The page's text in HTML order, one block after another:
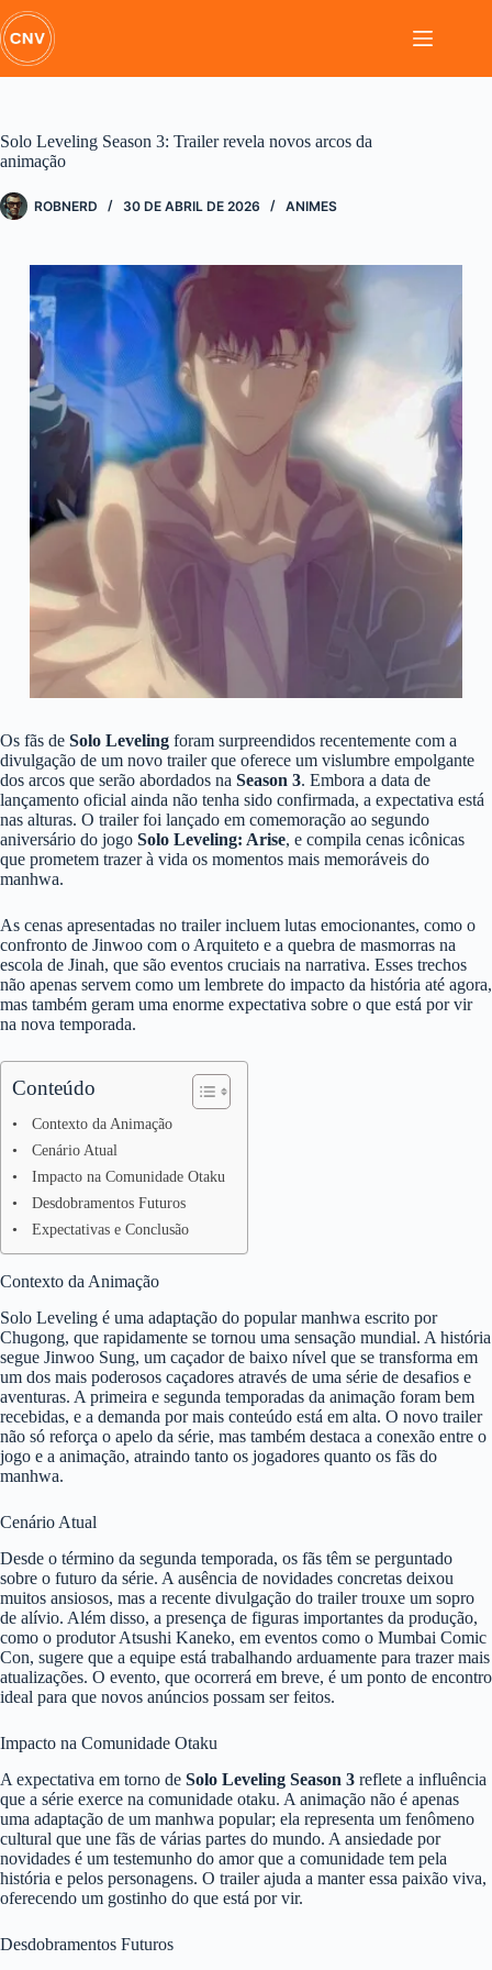
Pular
para
o
conteúdo
Solo Leveling Season 3: Trailer revela novos arcos da
animação
ROBNERD 30 DE ABRIL DE 2026 ANIMES
Os fãs de Solo Leveling foram surpreendidos recentemente com a
divulgação de um novo trailer que oferece um vislumbre empolgante
dos arcos que serão abordados na Season 3. Embora a data de
lançamento oficial ainda não tenha sido confirmada, a expectativa está
nas alturas. O trailer foi lançado em comemoração ao segundo
aniversário do jogo Solo Leveling: Arise, e compila cenas icônicas
que prometem trazer à vida os momentos mais memoráveis do
manhwa.
As cenas apresentadas no trailer incluem lutas emocionantes, como o
confronto de Jinwoo com o Arquiteto e a quebra de masmorras na
escola de Jinah, que são eventos cruciais na narrativa. Esses trechos
não apenas servem como um lembrete do impacto da história até agora,
mas também geram uma enorme expectativa sobre o que está por vir
na nova temporada.
Conteúdo
Contexto da Animação
Cenário Atual
Impacto na Comunidade Otaku
Desdobramentos Futuros
Expectativas e Conclusão
Contexto da Animação
Solo Leveling é uma adaptação do popular manhwa escrito por
Chugong, que rapidamente se tornou uma sensação mundial. A história
segue Jinwoo Sung, um caçador de baixo nível que se transforma em
um dos mais poderosos caçadores através de uma série de desafios e
aventuras. A primeira e segunda temporadas da animação foram bem
recebidas, e a demanda por mais conteúdo está em alta. O novo trailer
não só reforça o apelo da série, mas também destaca a conexão entre o
jogo e a animação, atraindo tanto os jogadores quanto os fãs do
manhwa.
Cenário Atual
Desde o término da segunda temporada, os fãs têm se perguntado
sobre o futuro da série. A ausência de novidades concretas deixou
muitos ansiosos, mas a recente divulgação do trailer trouxe um sopro
de alívio. Além disso, a presença de figuras importantes da produção,
como o produtor Atsushi Kaneko, em eventos como o Mumbai Comic
Con, sugere que a equipe está trabalhando arduamente para trazer mais
atualizações. O evento, que ocorrerá em breve, é um ponto de encontro
ideal para que novos anúncios possam ser feitos.
Impacto na Comunidade Otaku
A expectativa em torno de Solo Leveling Season 3 reflete a influência
que a série exerce na comunidade otaku. A animação não é apenas
uma adaptação de um manhwa popular; ela representa um fenômeno
cultural que une fãs de várias partes do mundo. A ansiedade por
novidades é um testemunho do amor que a comunidade tem pela
história e pelos personagens. O trailer ajuda a manter essa paixão viva,
oferecendo um gostinho do que está por vir.
Desdobramentos Futuros